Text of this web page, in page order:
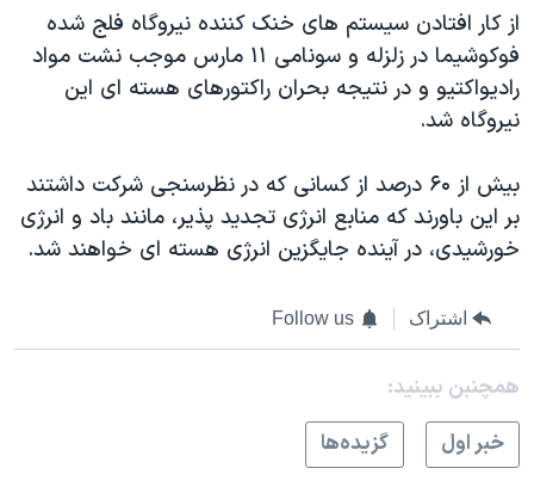
نرگس محمدی برنده جایزه نوبل صلح
همایش محافظه‌کاران آمریکا «سی‌پک»
صفحه‌های ویژه
از کار افتادن سيستم های خنک کننده نيروگاه فلج شده
فوکوشيما در زلزله و سونامی ۱۱ مارس موجب نشت مواد
راديواکتيو و در نتيجه بحران راکتورهای هسته ای اين
نيروگاه شد.
بيش از ۶۰ درصد از کسانی که در نظرسنجی شرکت داشتند
بر اين باورند که منابع انرژی تجديد پذير، مانند باد و انرژی
خورشيدی، در آينده جايگزين انرژی هسته ای خواهند شد.
اشتراک Follow us
همچنبن ببینید:
خبر اول
گزيده‌ها